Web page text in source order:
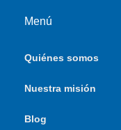
Menú
Quiénes somos
Nuestra misión
Blog